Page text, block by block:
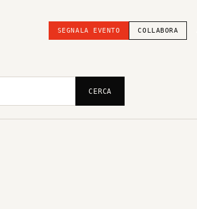
SEGNALA EVENTO COLLABORA
CERCA